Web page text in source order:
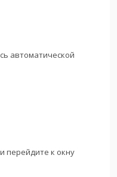
автоматической
перейдите к окну